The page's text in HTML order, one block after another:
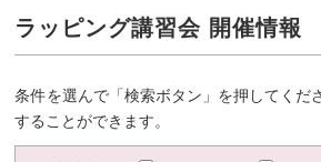
ラッピング講習会 開催情報
条件を選んで「検索ボタン」を押してくだ
することができます。